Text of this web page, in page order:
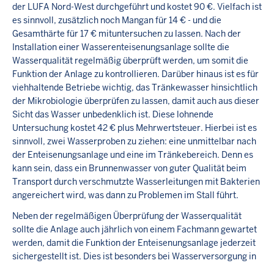
der LUFA Nord-West durchgeführt und kostet 90 €. Vielfach ist
es sinnvoll, zusätzlich noch Mangan für 14 € - und die
Gesamthärte für 17 € mituntersuchen zu lassen. Nach der
Installation einer Wasserenteisenungsanlage sollte die
Wasserqualität regelmäßig überprüft werden, um somit die
Funktion der Anlage zu kontrollieren. Darüber hinaus ist es für
viehhaltende Betriebe wichtig, das Tränkewasser hinsichtlich
der Mikrobiologie überprüfen zu lassen, damit auch aus dieser
Sicht das Wasser unbedenklich ist. Diese lohnende
Untersuchung kostet 42 € plus Mehrwertsteuer. Hierbei ist es
sinnvoll, zwei Wasserproben zu ziehen: eine unmittelbar nach
der Enteisenungsanlage und eine im Tränkebereich. Denn es
kann sein, dass ein Brunnenwasser von guter Qualität beim
Transport durch verschmutzte Wasserleitungen mit Bakterien
angereichert wird, was dann zu Problemen im Stall führt.
Neben der regelmäßigen Überprüfung der Wasserqualität
sollte die Anlage auch jährlich von einem Fachmann gewartet
werden, damit die Funktion der Enteisenungsanlage jederzeit
sichergestellt ist. Dies ist besonders bei Wasserversorgung in